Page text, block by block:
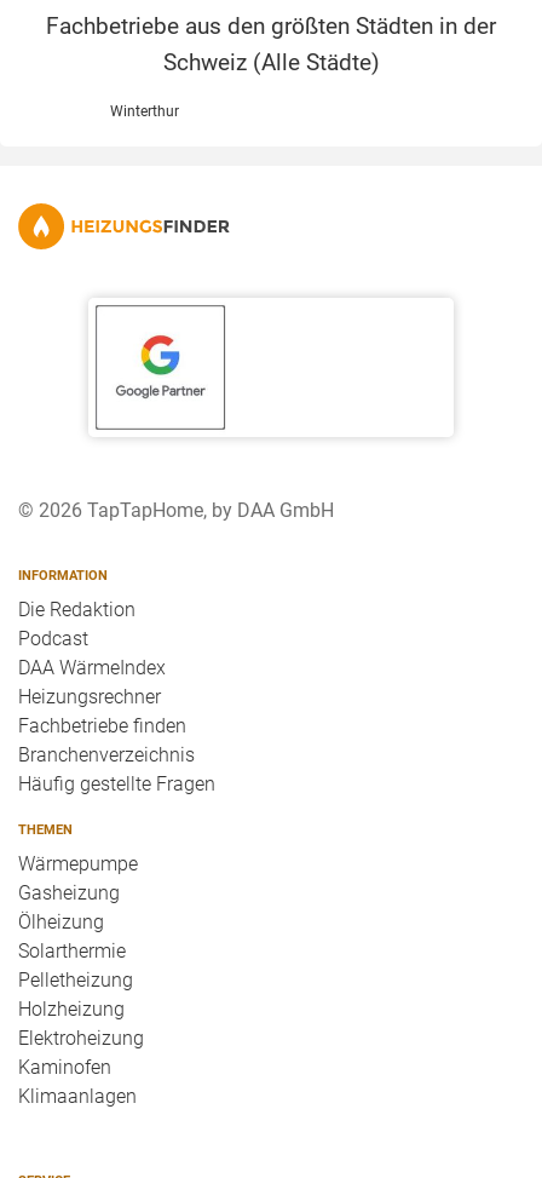
Fachbetriebe aus den größten Städten in der
Schweiz (Alle Städte)
Winterthur
© 2026 TapTapHome, by DAA GmbH
INFORMATION
Die Redaktion
Podcast
DAA WärmeIndex
Heizungsrechner
Fachbetriebe finden
Branchenverzeichnis
Häufig gestellte Fragen
THEMEN
Wärmepumpe
Gasheizung
Ölheizung
Solarthermie
Pelletheizung
Holzheizung
Elektroheizung
Kaminofen
Klimaanlagen